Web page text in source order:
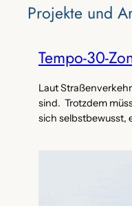
Projekte‌ und
Tempo-30-
Laut
sind. Trotzdem
sich selbstbewusst,